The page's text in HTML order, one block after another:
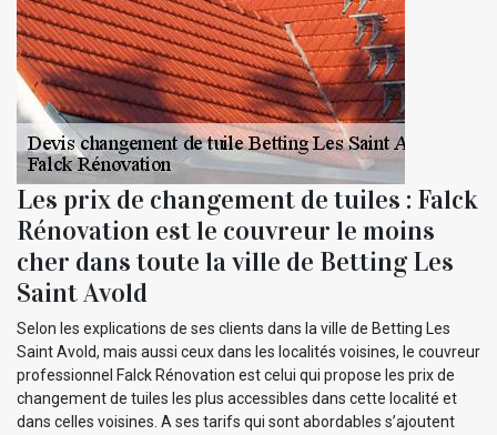
Les prix de changement de tuiles : Falck
Rénovation est le couvreur le moins
cher dans toute la ville de Betting Les
Saint Avold
Selon les explications de ses clients dans la ville de Betting Les
Saint Avold, mais aussi ceux dans les localités voisines, le couvreur
professionnel Falck Rénovation est celui qui propose les prix de
changement de tuiles les plus accessibles dans cette localité et
dans celles voisines. A ses tarifs qui sont abordables s’ajoutent